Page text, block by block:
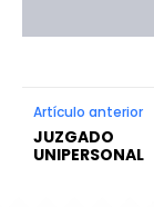
Artículo anterior
JUZGADO
UNIPERSONAL